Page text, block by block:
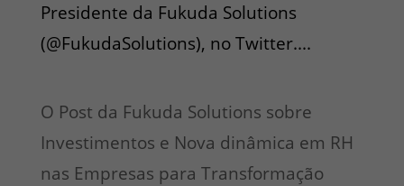
Presidente da Fukuda Solutions
(@FukudaSolutions), no Twitter....
O Post da Fukuda Solutions sobre
Investimentos e Nova dinâmica em RH
nas Empresas para Transformação